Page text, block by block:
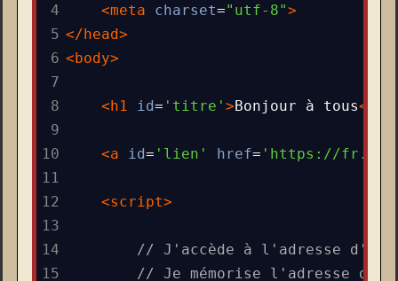
4
<meta charset="utf-8">
5 </ head>
6 < body>
7
8
< h1 id= 'titre' >Bonjour à tous</
9
10
<a id= 'lien' href= 'https://
11
12
<script>
13
14
// J'accède à l'adresse
15
// Je mémorise l'adresse